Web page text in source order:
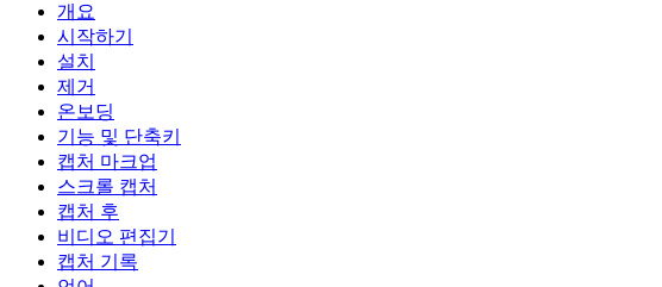
개요
시작하기
설치
제거
온보딩
기능 및 단축키
캡처 마크업
스크롤 캡처
캡처 후
비디오 편집기
캡처 기록